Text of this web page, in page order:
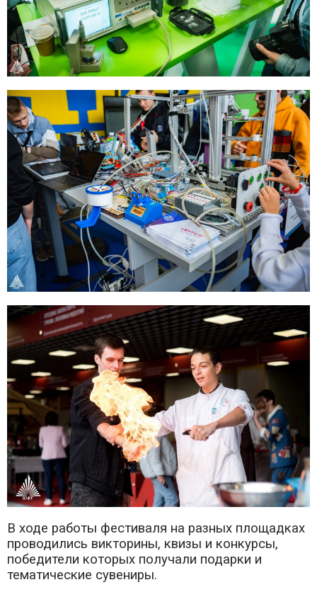
В ходе работы фестиваля на разных площадках
проводились викторины, квизы и конкурсы,
победители которых получали подарки и
тематические сувениры.